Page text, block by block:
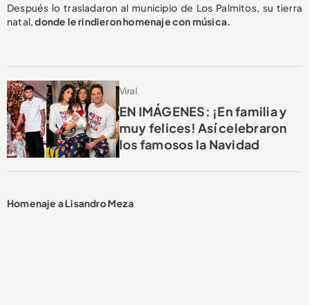
Después lo trasladaron al municipio de Los Palmitos, su tierra
natal,donde le rindieron homenaje con música.
Viral
EN IMÁGENES: ¡En familia y
muy felices! Así celebraron
los famosos la Navidad
Homenaje a Lisandro Meza